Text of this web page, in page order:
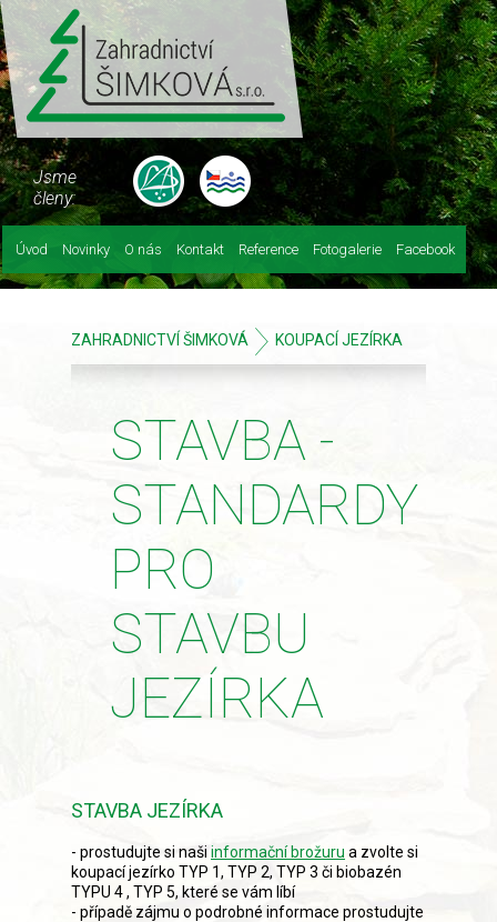
Úvod Novinky O nás Kontakt Reference Fotogalerie Facebook
Jsme
členy:
ZAHRADNICTVÍ ŠIMKOVÁ KOUPACÍ JEZÍRKA
STAVBA -
STANDARDY
PRO
STAVBU
JEZÍRKA
STAVBA JEZÍRKA
- prostudujte si naši informační brožuru a zvolte si
koupací jezírko TYP 1, TYP 2, TYP 3 či biobazén
TYPU 4 , TYP 5, které se vám líbí
- případě zájmu o podrobné informace prostudujte